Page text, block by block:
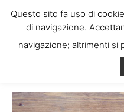
Tag:
Questo sito fa uso di
di navigazione.
navigazione; altrimenti si